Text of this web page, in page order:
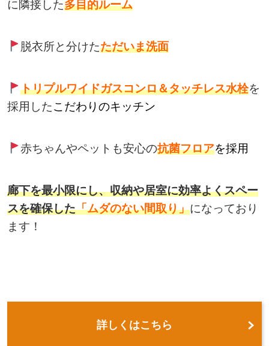
に隣接した多目的ルーム
脱衣所と分けたただいま洗面
トリプルワイドガスコンロ＆タッチレス水栓を
採用したこだわりのキッチン
赤ちゃんやペットも安心の抗菌フロアを採用
廊下を最小限にし、収納や居室に効率よくスペー
スを確保した「ムダのない間取り」になっており
ます！
詳しくはこちら